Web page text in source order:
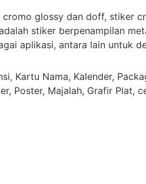
glossy dan doff, stiker
stiker berpenampilan
aplikasi, antara lain untuk
Kartu Nama, Kalender,
Poster, Majalah, Grafir Plat,